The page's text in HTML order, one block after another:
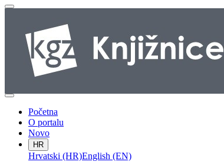
Početna
O portalu
Novo
HR
Hrvatski (HR)English (EN)